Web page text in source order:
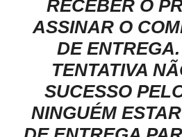
RECEBER O
ASSINAR O
DE
TENTATIVA
SUCESSO
NINGUÉM